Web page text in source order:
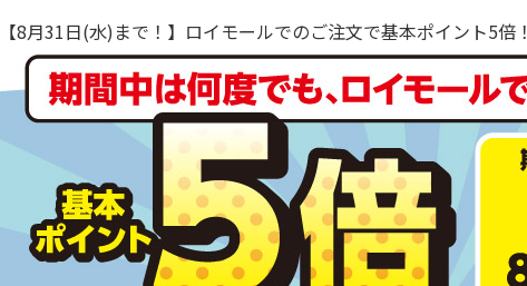
【8月31日(水)まで！】ロイモールでのご注文で基本ポイント5倍！